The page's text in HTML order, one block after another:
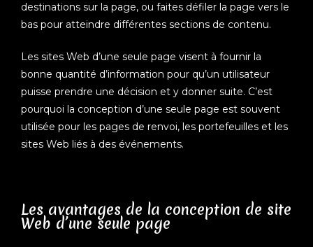
destinations sur la page, ou faites défiler la page vers le
bas pour atteindre différentes sections de contenu.
Les sites Web d’une seule page visent à fournir la
bonne quantité d’information pour qu’un utilisateur
puisse prendre une décision et y donner suite. C’est
pourquoi la conception d’une seule page est souvent
utilisée pour les pages de renvoi, les portefeuilles et les
sites Web liés à des événements.
Les avantages de la conception de site
Web d’une seule page